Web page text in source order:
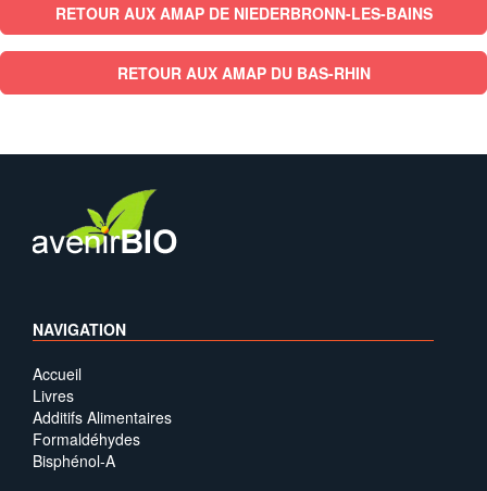
RETOUR AUX AMAP DE NIEDERBRONN-LES-BAINS
RETOUR AUX AMAP DU BAS-RHIN
NAVIGATION
Accueil
Livres
Additifs Alimentaires
Formaldéhydes
Bisphénol-A